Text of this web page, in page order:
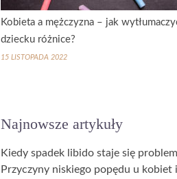
Kobieta a mężczyzna – jak
dziecku różnice?
15 LISTOPADA 2022
Najnowsze artykuły
Kiedy spadek libido staje się
Przyczyny niskiego popędu u kobiet i